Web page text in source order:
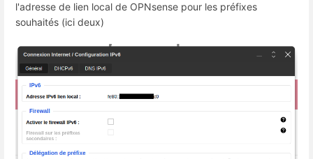
l'adresse de lien local de OPNsense pour les préfixes
souhaités (ici deux)